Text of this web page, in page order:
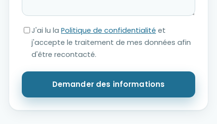
J'ai lu la Politique de confidentialité et
j'accepte le traitement de mes données afin
d'être recontacté.
Demander des informations